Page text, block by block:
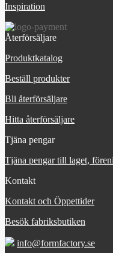
Inspiration
Återförsäljare
Produktkatalog
Beställ produkter
Bli återförsäljare
Hitta återförsäljare
Tjäna pengar
Tjäna pengar till laget,
Kontakt
Kontakt och Öppettider
Besök fabriksbutiken
info@formfactory.se